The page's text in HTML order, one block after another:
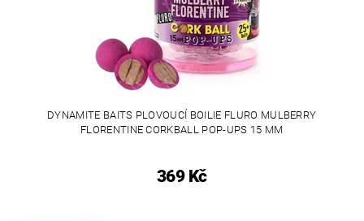
DYNAMITE BAITS PLOVOUCÍ BOILIE FLURO MULBERRY
FLORENTINE CORKBALL POP-UPS 15 MM
369 Kč